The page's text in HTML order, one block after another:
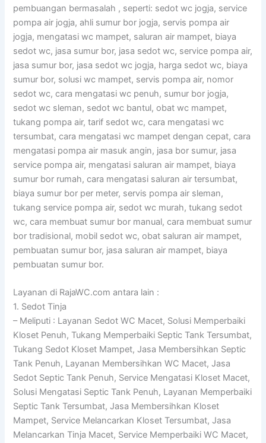
pembuangan bermasalah , seperti: sedot wc jogja, service
pompa air jogja, ahli sumur bor jogja, servis pompa air
jogja, mengatasi wc mampet, saluran air mampet, biaya
sedot wc, jasa sumur bor, jasa sedot wc, service pompa air,
jasa sumur bor, jasa sedot wc jogja, harga sedot wc, biaya
sumur bor, solusi wc mampet, servis pompa air, nomor
sedot wc, cara mengatasi wc penuh, sumur bor jogja,
sedot wc sleman, sedot wc bantul, obat wc mampet,
tukang pompa air, tarif sedot wc, cara mengatasi wc
tersumbat, cara mengatasi wc mampet dengan cepat, cara
mengatasi pompa air masuk angin, jasa bor sumur, jasa
service pompa air, mengatasi saluran air mampet, biaya
sumur bor rumah, cara mengatasi saluran air tersumbat,
biaya sumur bor per meter, servis pompa air sleman,
tukang service pompa air, sedot wc murah, tukang sedot
wc, cara membuat sumur bor manual, cara membuat sumur
bor tradisional, mobil sedot wc, obat saluran air mampet,
pembuatan sumur bor, jasa saluran air mampet, biaya
pembuatan sumur bor.
Layanan di RajaWC.com antara lain :
1. Sedot Tinja
– Meliputi : Layanan Sedot WC Macet, Solusi Memperbaiki
Kloset Penuh, Tukang Memperbaiki Septic Tank Tersumbat,
Tukang Sedot Kloset Mampet, Jasa Membersihkan Septic
Tank Penuh, Layanan Membersihkan WC Macet, Jasa
Sedot Septic Tank Penuh, Service Mengatasi Kloset Macet,
Solusi Mengatasi Septic Tank Penuh, Layanan Memperbaiki
Septic Tank Tersumbat, Jasa Membersihkan Kloset
Mampet, Service Melancarkan Kloset Tersumbat, Jasa
Melancarkan Tinja Macet, Service Memperbaiki WC Macet,